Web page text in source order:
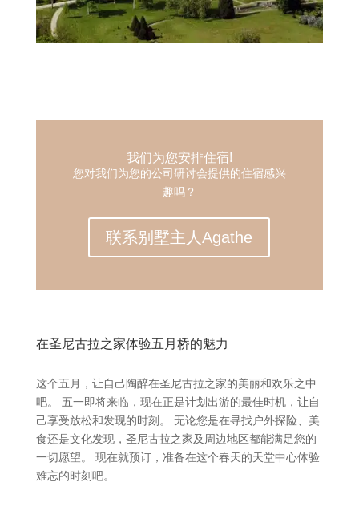
我们为您安排住宿!
您对我们为您的公司研讨会提供的住宿感兴
趣吗？
联系别墅主人Agathe
在圣尼古拉之家体验五月桥的魅力
这个五月，让自己陶醉在圣尼古拉之家的美丽和欢乐之中
吧。 五一即将来临，现在正是计划出游的最佳时机，让自
己享受放松和发现的时刻。 无论您是在寻找户外探险、美
食还是文化发现，圣尼古拉之家及周边地区都能满足您的
一切愿望。 现在就预订，准备在这个春天的天堂中心体验
难忘的时刻吧。